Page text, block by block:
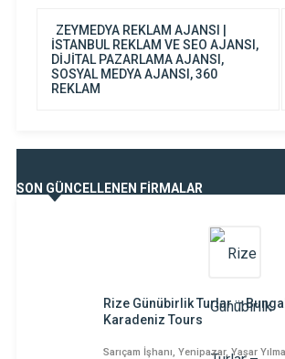
ZEYMEDYA REKLAM AJANSI |
İSTANBUL REKLAM VE SEO AJANSI,
DİJİTAL PAZARLAMA AJANSI,
SOSYAL MEDYA AJANSI, 360
REKLAM
SON GÜNCELLENEN FİRMALAR
Rize Günübirlik Turlar –
Karadeniz Tours
Sarıçam İşhanı, Yenipazar, Yaşar